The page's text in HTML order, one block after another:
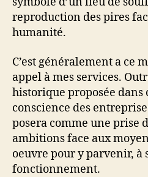
reproduction des pires
humanité.
C’est généralement a ce
appel à mes services.
historique proposée dans
conscience des
posera comme une prise
ambitions face aux
oeuvre pour y parvenir, à
fonctionnement.